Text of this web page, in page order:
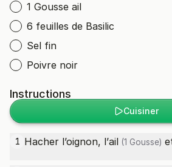
1 Gousse ail
6 feuilles de Basilic
Sel fin
Poivre noir
Instructions
Cuisiner
1 Hacher l’oignon, l’ail (1 Gousse)